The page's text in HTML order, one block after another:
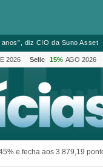
diz CIO da Suno Asset
2026 Selic 15% AGO 2026
e fecha aos 3.879,19